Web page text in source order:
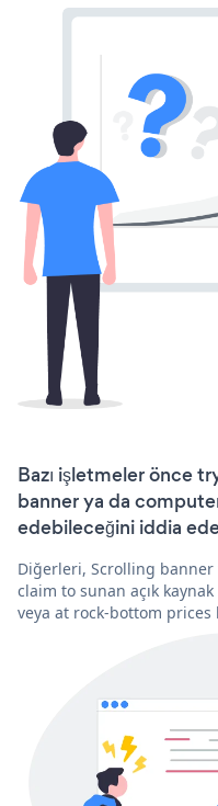
Bazı işletmeler önce
banner ya da
edebileceğini iddia
Diğerleri, Scrolling
claim to sunan açık
veya at rock-bottom prices